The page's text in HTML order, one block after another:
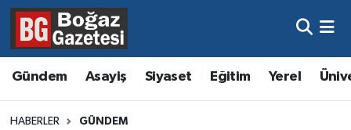
Gündem Asayiş Siyaset Eğitim Yerel
HABERLER GÜNDEM
Asayiş
Eğitim
Hava Durumu
Trafik Durumu